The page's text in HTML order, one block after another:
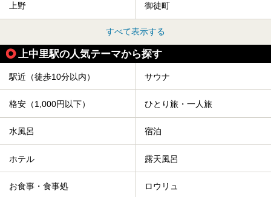
上野 御徒町
すべて表示する
上中里駅の人気テーマから探す
駅近（徒歩10分以内） サウナ
格安（1,000円以下） ひとり旅・一人旅
水風呂 宿泊
ホテル 露天風呂
お食事・食事処 ロウリュ